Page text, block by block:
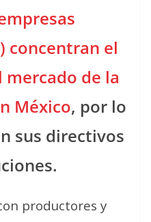
concentran el
de la
México, por lo
sus directivos
productores y